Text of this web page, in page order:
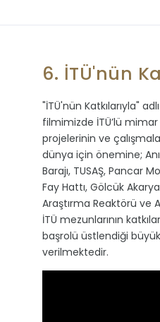
6. İTÜ'nün
"İTÜ'nün Katkılarıyla"
filmimizde İTÜ’lü
projelerinin ve
dünya için önemine;
Barajı, TUSAŞ, Pancar
Fay Hattı, Gölcük
Araştırma Reaktörü ve
İTÜ mezunlarının
başrolü üstlendiği
verilmektedir.